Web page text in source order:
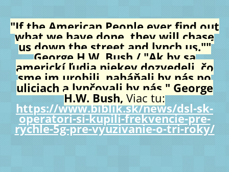
"If the American People ever find out
what we have done, they will chase
us down the street and lynch us.""
George H.W. Bush / "Ak by sa
americkí ľudia niekey dozvedeli, čo
sme im urobili, naháňali by nás po
uliciach a lynčovali by nás." George
H.W. Bush, Viac tu:
https://www.biblik.sk/news/dsl-sk-
operatori-si-kupili-frekvencie-pre-
rychle-5g-pre-vyuzivanie-o-tri-roky/